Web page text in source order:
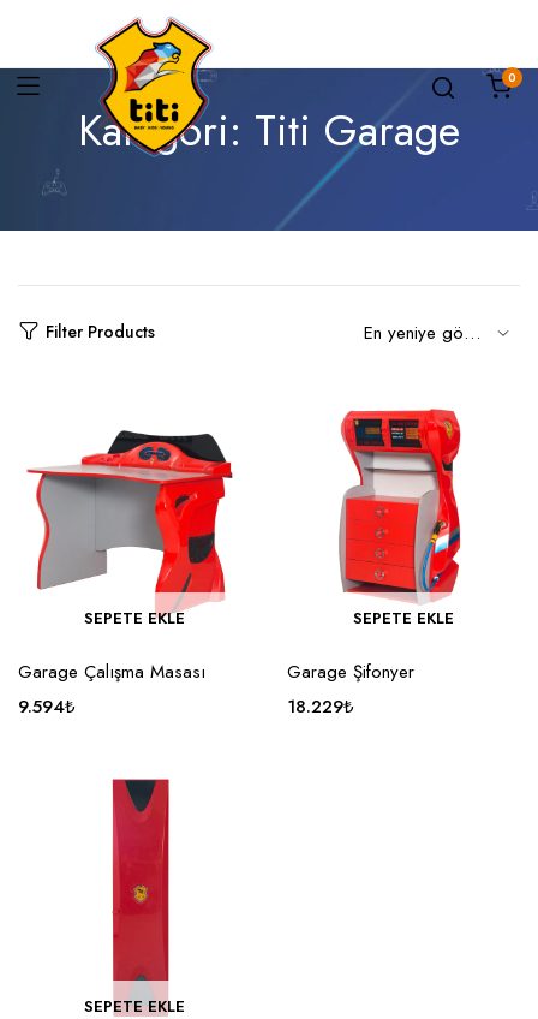
0
Kategori: Titi Garage
Filter Products
SEPETE EKLE
Garage Çalışma Masası
9.594₺
SEPETE EKLE
Garage Şifonyer
18.229₺
SEPETE EKLE